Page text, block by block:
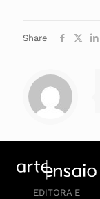
Share
EDITORA E